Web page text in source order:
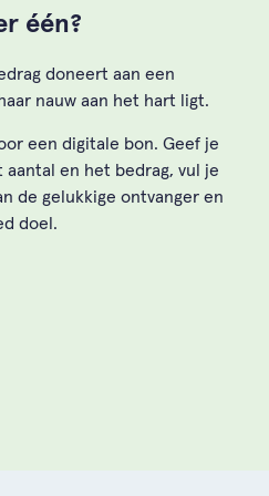
één?
doneert aan een
nauw aan het hart ligt.
een digitale bon. Geef je
aantal en het bedrag, vul je
de gelukkige ontvanger en
doel.